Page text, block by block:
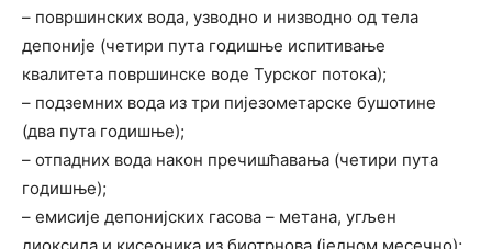
– површинских вода, узводно и низводно од тела
депоније (четири пута годишње испитивање
квалитета површинске воде Турског потока);
– подземних вода из три пијезометарске бушотине
(два пута годишње);
– отпадних вода након пречишћавања (четири пута
годишње);
– емисије депонијских гасова – метана, угљен